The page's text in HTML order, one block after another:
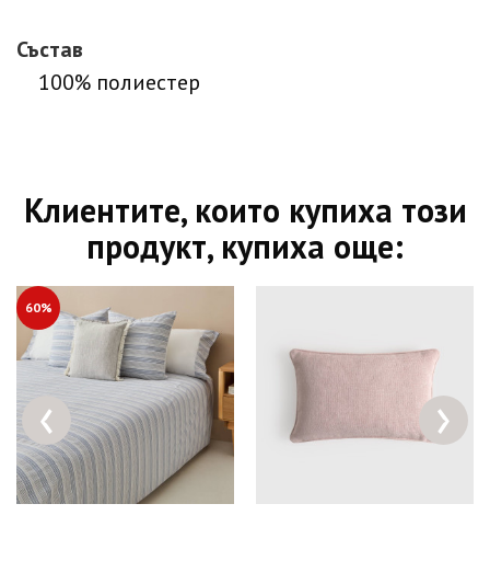
Състав
100% полиестер
Клиентите, които купиха този
продукт, купиха още:
60%
‹ ›